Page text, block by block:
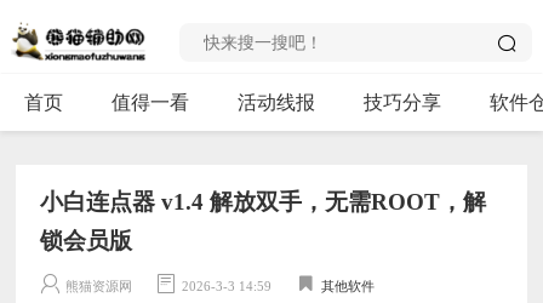
首页 值得一看 活动线报 技巧分享 软件
小白连点器 v1.4 解放双手，无需ROOT，解
锁会员版
熊猫资源网 2026-3-3 14:59 其他软件